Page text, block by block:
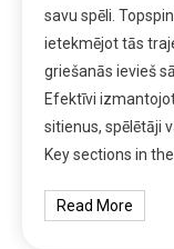
savu spēli.
ietekmējot tās
griešanās ievieš
Efektīvi
sitienus, spēlētāji
Key sections in the
Read More